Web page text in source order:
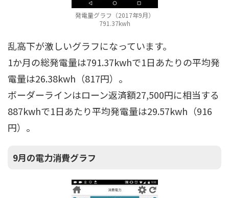
発電量グラフ（2017年9月）
791.37kwh
乱高下が激しいグラフになっています。
1か月の総発電量は791.37kwhで1日あたりの平均発
電量は26.38kwh（817円）。
ボーダーラインはローン返済額27,500円に相当する
887kwhで1日あたり平均発電量は29.57kwh（916
円）。
9月の電力消費グラフ